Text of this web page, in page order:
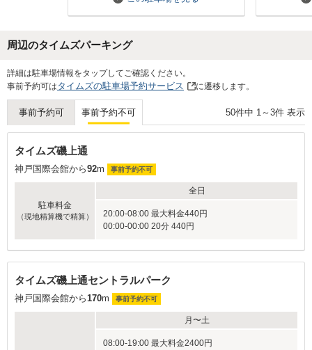
こちらも ファミマの横の入り口から
周辺のタイムズパーキング
詳細は駐車場情報をタップしてご確認ください。
事前予約可はタイムズの駐車場予約サービス に遷移します。
事前予約可 事前予約不可 50件中 1 ～ 3件 表示
タイムズ磯上通
神戸国際会館から92m 事前予約不可
駐車料金
（現地精算機で精算）
全日
20:00-08:00 最大料金440円
00:00-00:00 20分 440円
タイムズ磯上通セントラルパーク
神戸国際会館から170m 事前予約不可
月〜土
08:00-19:00 最大料金2400円